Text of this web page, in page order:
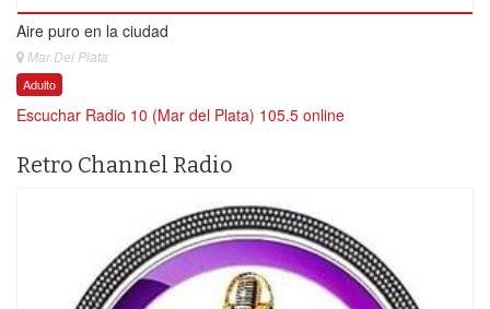
Aire puro en la ciudad
Mar Del Plata
Adulto
Escuchar Radio 10 (Mar del Plata) 105.5 online
Retro Channel Radio